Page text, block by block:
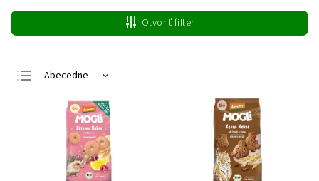
Otvoriť filter
Abecedne
Najlacnejšie
Najdrahšie
Najpredávanejšie